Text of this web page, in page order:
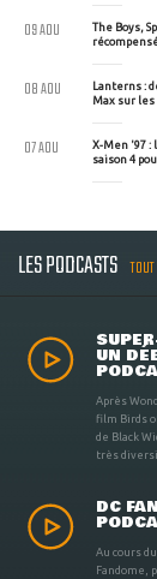
The Boys,
09 AOU
Lanterns :
Max sur
08 AOU
X-Men '97 :
saison 4
07 AOU
LES PODCASTS
UN
Après
film Birds
de Black
très
DC
Au cours
Fandome,